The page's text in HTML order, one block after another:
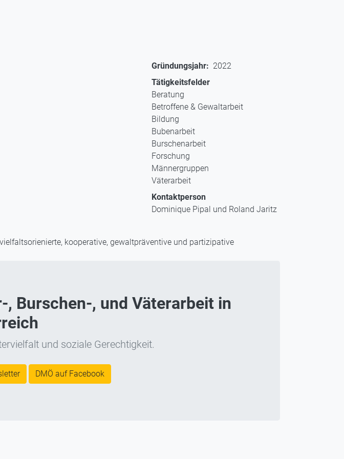
Gründungsjahr
2022
Tätigkeitsfelder
Beratung
Betroffene & Gewaltarbeit
Bildung
Bubenarbeit
Burschenarbeit
Forschung
Männergruppen
Väterarbeit
Kontaktperson
Dominique Pipal und Roland Jaritz
kooperative, gewaltpräventive und partizipative
, Burschen-, und Väterarbeit in
und soziale Gerechtigkeit.
DMÖ auf Facebook